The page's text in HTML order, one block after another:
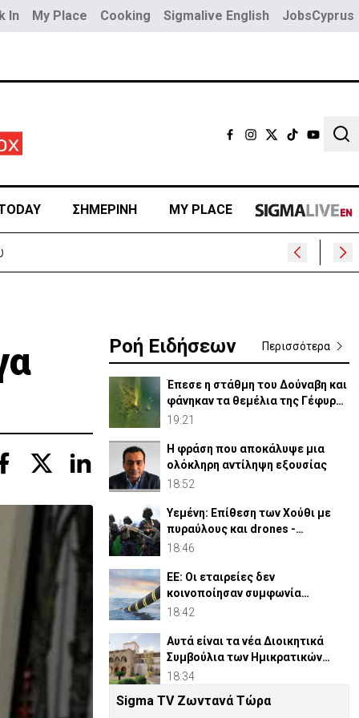
In My Place Cooking Sigmalive English JobsCyprus
ΣΗΜΕΡΙΝΗ MY PLACE
Ροή Ειδήσεων Περισσότερα
Έπεσε η στάθμη του Δούναβη και
φάνηκαν τα θεμέλια της Γέφυρας
του Κωνσταντίνου
19:21
Η φράση που αποκάλυψε μια
ολόκληρη αντίληψη εξουσίας
18:52
Υεμένη: Επίθεση των Χούθι με
πυραύλους και drones -
Τουλάχιστον 38 νεκροί
18:46
ΕΕ: Οι εταιρείες δεν
κοινοποίησαν συμφωνία
Meridiam για έλεγχο
18:42
Αυτά είναι τα νέα Διοικητικά
Συμβούλια των Ημικρατικών
Οργανισμών
18:34
ΗΠΑ: Επιτροπή της Γερουσίας
Sigma TV Ζωντανά Τώρα